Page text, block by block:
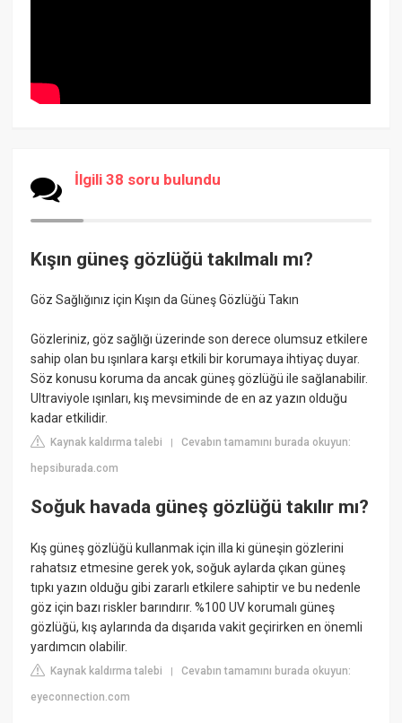
İlgili 38 soru bulundu
Kışın güneş gözlüğü takılmalı mı?
Göz Sağlığınız için Kışın da Güneş Gözlüğü Takın
Gözleriniz, göz sağlığı üzerinde son derece olumsuz etkilere
sahip olan bu ışınlara karşı etkili bir korumaya ihtiyaç duyar.
Söz konusu koruma da ancak güneş gözlüğü ile sağlanabilir.
Ultraviyole ışınları, kış mevsiminde de en az yazın olduğu
kadar etkilidir.
Kaynak kaldırma talebi |Cevabın tamamını burada okuyun:
hepsiburada.com
Soğuk havada güneş gözlüğü takılır mı?
Kış güneş gözlüğü kullanmak için illa ki güneşin gözlerini
rahatsız etmesine gerek yok, soğuk aylarda çıkan güneş
tıpkı yazın olduğu gibi zararlı etkilere sahiptir ve bu nedenle
göz için bazı riskler barındırır. %100 UV korumalı güneş
gözlüğü, kış aylarında da dışarıda vakit geçirirken en önemli
yardımcın olabilir.
Kaynak kaldırma talebi |Cevabın tamamını burada okuyun:
eyeconnection.com